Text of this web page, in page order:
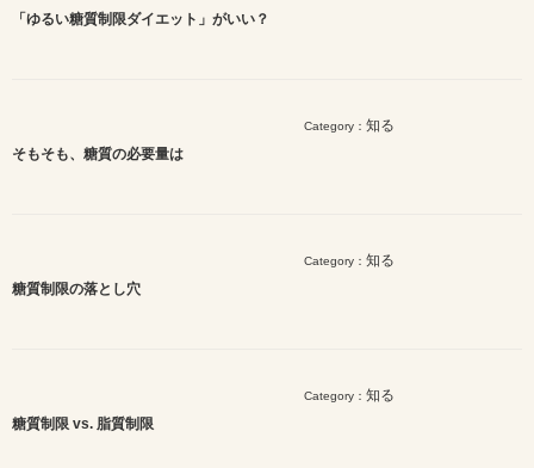
「ゆるい糖質制限ダイエット」がいい？
Category： 知る
そもそも、糖質の必要量は
Category： 知る
糖質制限の落とし穴
Category： 知る
糖質制限 vs. 脂質制限